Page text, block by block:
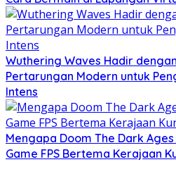
Wuthering Waves Hadir
Pertarungan Modern untuk
Intens
Mengapa Doom The Dark
Game FPS Bertema Kerajaan